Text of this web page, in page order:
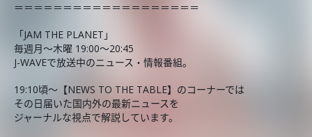
＝＝＝＝＝＝＝＝＝＝＝＝＝＝＝＝＝＝＝
「JAM THE PLANET」
毎週月～木曜 19:00～20:45
J-WAVEで放送中のニュース・情報番組。
19:10頃～【NEWS TO THE TABLE】のコーナーでは
その日届いた国内外の最新ニュースを
ジャーナルな視点で解説しています。